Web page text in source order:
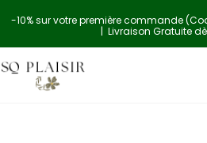
-10% sur votre première commande
| Livraison Gratuite